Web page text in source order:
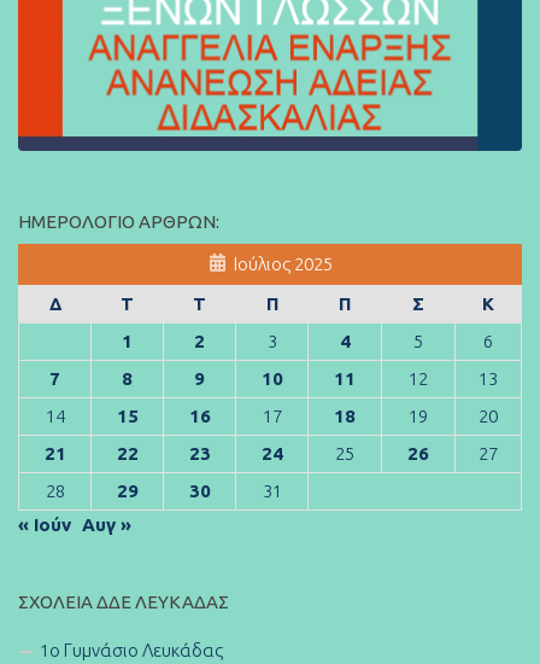
ΗΜΕΡΟΛΌΓΙΟ ΆΡΘΡΩΝ:
Ιούλιος 2025
Δ
Τ Τ Π Π Σ
Κ
1
2 3 4 5
6
7
8 9 10 11 12
13
14
15 16 17 18 19
20
21
22 23 24 25 26
27
28
29 30
31
« Ιούν Αυγ »
ΣΧΟΛΕΊΑ ΔΔΕ ΛΕΥΚΆΔΑΣ
1ο Γυμνάσιο Λευκάδας